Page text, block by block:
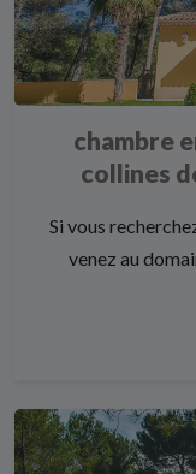
chambre
collines
Si vous
venez au